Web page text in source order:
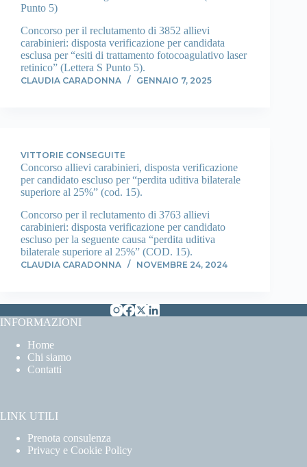
Punto 5)
Concorso per il reclutamento di 3852 allievi
carabinieri: disposta verificazione per candidata
esclusa per “esiti di trattamento fotocoagulativo laser
retinico” (Lettera S Punto 5).
CLAUDIA CARADONNA GENNAIO 7, 2025
VITTORIE CONSEGUITE
Concorso allievi carabinieri, disposta verificazione
per candidato escluso per “perdita uditiva bilaterale
superiore al 25%” (cod. 15).
Concorso per il reclutamento di 3763 allievi
carabinieri: disposta verificazione per candidato
escluso per la seguente causa “perdita uditiva
bilaterale superiore al 25%” (COD. 15).
CLAUDIA CARADONNA NOVEMBRE 24, 2024
INFORMAZIONI
Home
Chi siamo
Contatti
LINK UTILI
Prenota consulenza
Privacy e Cookie Policy